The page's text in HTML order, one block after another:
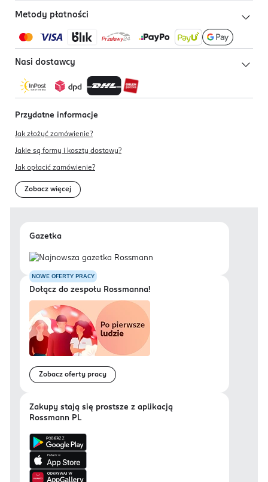
Metody płatności
Nasi dostawcy
Przydatne informacje
Jak złożyć zamówienie?
Jakie są formy i koszty dostawy?
Jak opłacić zamówienie?
Zobacz więcej
Gazetka
NOWE OFERTY PRACY
Dołącz do zespołu Rossmanna!
Zobacz oferty pracy
Zakupy stają się prostsze z aplikacją
Rossmann PL